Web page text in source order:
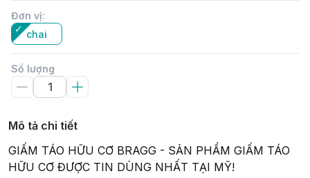
Đơn vị:
chai
Số lượng
Mô tả chi tiết
GIẤM TÁO HỮU CƠ BRAGG - SẢN PHẨM GIẤM TÁO
HỮU CƠ ĐƯỢC TIN DÙNG NHẤT TẠI MỸ!